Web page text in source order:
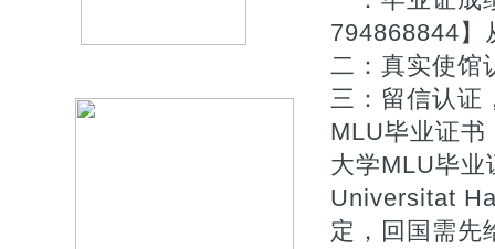
794868844】
二：真实使馆
三：留信认证
MLU毕业证
大学MLU毕
Universitat
定，回国需先